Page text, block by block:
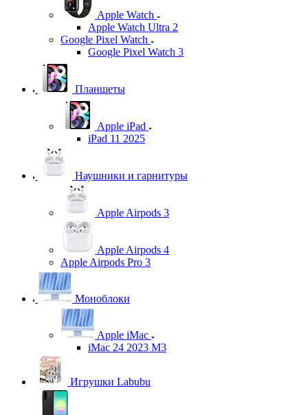
Apple Watch
Apple Watch Ultra 2
Google Pixel Watch
Google Pixel Watch 3
Планшеты
Apple iPad
iPad 11 2025
Наушники и гарнитуры
Apple Airpods 3
Apple Airpods 4
Apple Airpods Pro 3
Моноблоки
Apple iMac
iMac 24 2023 M3
Игрушки Labubu